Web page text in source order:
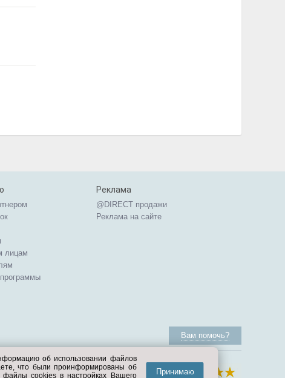
лицам
Реклама
@DIRECT продажи
Реклама на сайте
Вам помочь?
об использовании файлов
что были проинформированы об
cookies в настройках Вашего
Принимаю